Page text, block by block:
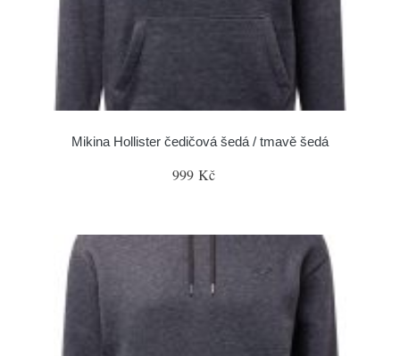
Mikina Hollister čedičová šedá / tmavě šedá
999 Kč